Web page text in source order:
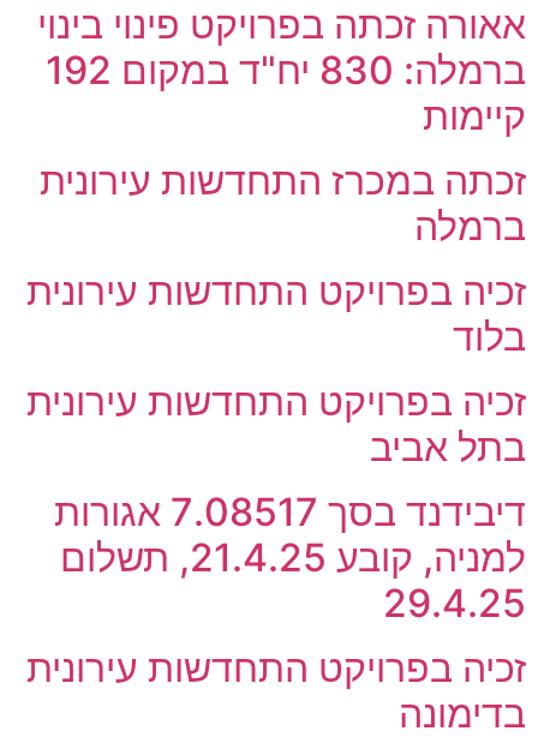
אאורה זכתה בפרויקט פינוי בינוי
ברמלה: 830 יח"ד במקום 192
קיימות
זכתה במכרז התחדשות עירונית
ברמלה
זכיה בפרויקט התחדשות עירונית
בלוד
זכיה בפרויקט התחדשות עירונית
בתל אביב
דיבידנד בסך 7.08517 אגורות
למניה, קובע 21.4.25, תשלום
29.4.25
זכיה בפרויקט התחדשות עירונית
בדימונה